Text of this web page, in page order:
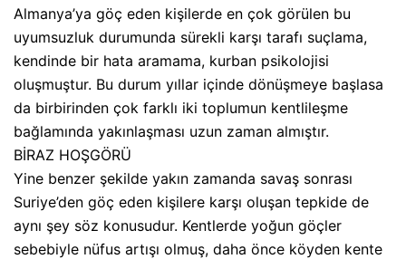
Almanya’ya göç eden kişilerde en çok görülen bu
uyumsuzluk durumunda sürekli karşı tarafı suçlama,
kendinde bir hata aramama, kurban psikolojisi
oluşmuştur. Bu durum yıllar içinde dönüşmeye başlasa
da birbirinden çok farklı iki toplumun kentlileşme
bağlamında yakınlaşması uzun zaman almıştır.
BİRAZ HOŞGÖRÜ
Yine benzer şekilde yakın zamanda savaş sonrası
Suriye’den göç eden kişilere karşı oluşan tepkide de
aynı şey söz konusudur. Kentlerde yoğun göçler
sebebiyle nüfus artışı olmuş, daha önce köyden kente